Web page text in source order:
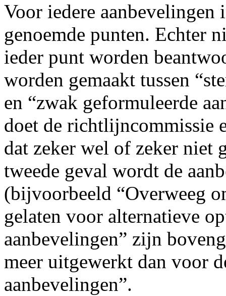
Voor iedere aanbevelingen
genoemde punten. Echter
ieder punt worden
worden gemaakt tussen
en “zwak geformuleerde
doet de richtlijncommissie
dat zeker wel of zeker niet
tweede geval wordt de
(bijvoorbeeld “Overweeg
gelaten voor alternatieve
aanbevelingen” zijn
meer uitgewerkt dan voor
aanbevelingen”.